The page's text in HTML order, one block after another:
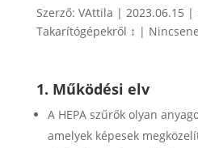
Szerző: VAttila | 2023.06.15 |
Takarítógépekről ↕ |
1. Működési elv
A HEPA szűrők olyan
amelyek képesek